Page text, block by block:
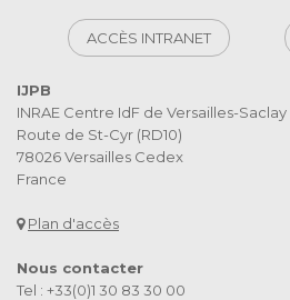
ACCÈS INTRANET
IJPB
INRAE Centre IdF de Versailles-Saclay
Route de St-Cyr (RD10)
78026 Versailles Cedex
France
Plan d'accès
Nous contacter
Tel : +33(0)1 30 83 30 00